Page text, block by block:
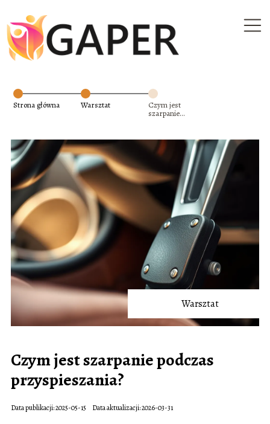
Strona główna Warsztat
Czym jest
szarpanie
Warsztat
Czym jest szarpanie podczas
przyspieszania?
Data publikacji: 2025-05-15 Data aktualizacji: 2026-03-31